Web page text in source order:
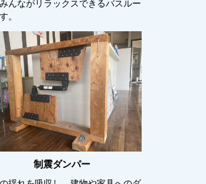
んながリラックスできるバスルー
。
制震ダンパー